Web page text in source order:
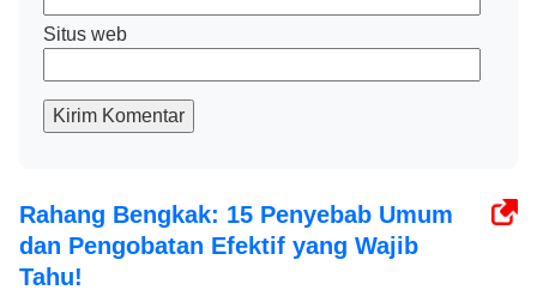
Situs web
Kirim Komentar
Rahang Bengkak: 15 Penyebab Umum
dan Pengobatan Efektif yang Wajib
Tahu!